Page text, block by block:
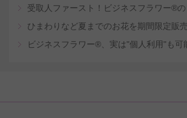
ひまわりなど夏までのお花を期間限定販売
ビジネスフラワー®、実は"個人利用"も可